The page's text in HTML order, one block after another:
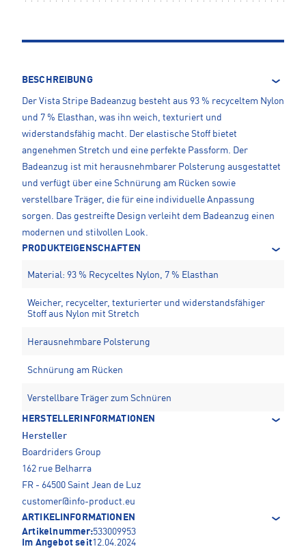
BESCHREIBUNG
Der Vista Stripe Badeanzug besteht aus 93 % recyceltem Nylon
und 7 % Elasthan, was ihn weich, texturiert und
widerstandsfähig macht. Der elastische Stoff bietet
angenehmen Stretch und eine perfekte Passform. Der
Badeanzug ist mit herausnehmbarer Polsterung ausgestattet
und verfügt über eine Schnürung am Rücken sowie
verstellbare Träger, die für eine individuelle Anpassung
sorgen. Das gestreifte Design verleiht dem Badeanzug einen
modernen und stilvollen Look.
PRODUKTEIGENSCHAFTEN
Material: 93 % Recyceltes Nylon, 7 % Elasthan
Weicher, recycelter, texturierter und widerstandsfähiger
Stoff aus Nylon mit Stretch
Herausnehmbare Polsterung
Schnürung am Rücken
Verstellbare Träger zum Schnüren
HERSTELLERINFORMATIONEN
Hersteller
Boardriders Group
162 rue Belharra
FR - 64500 Saint Jean de Luz
customer@info-product.eu
ARTIKELINFORMATIONEN
Artikelnummer:533009953
Im Angebot seit12.04.2024